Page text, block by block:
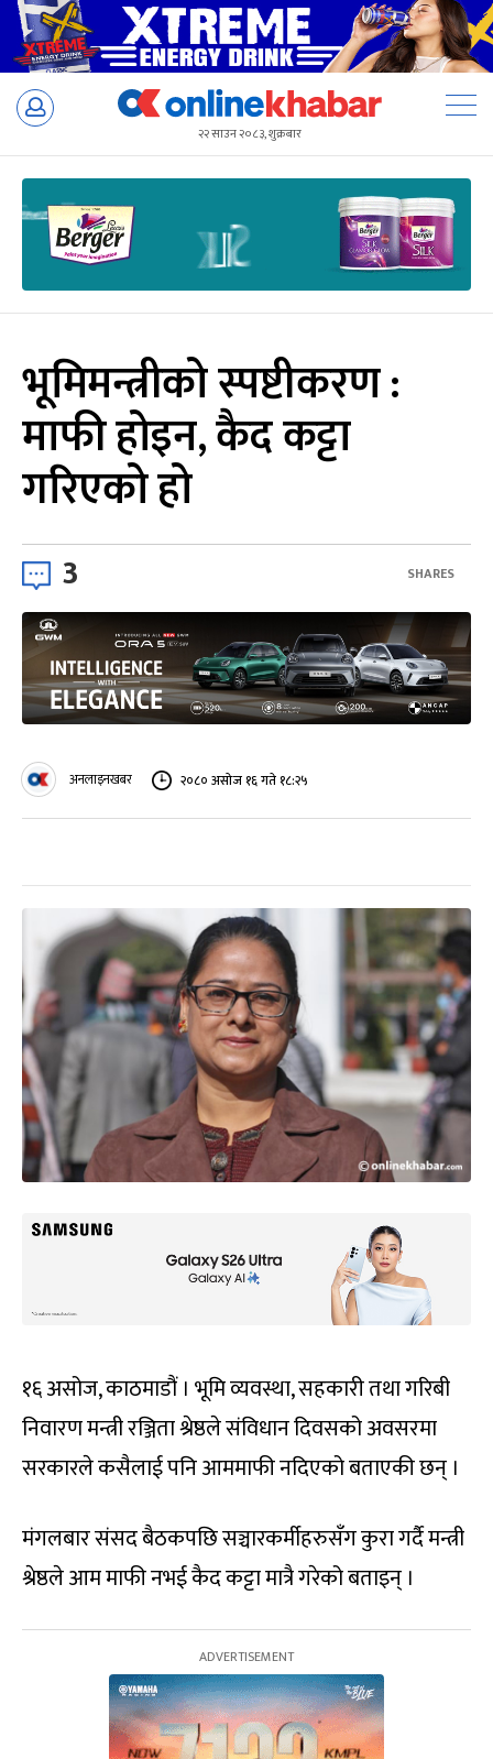
Skip
२२ साउन २०८३, शुक्रबार
भूमिमन्त्रीको स्पष्टीकरण :
माफी होइन, कैद कट्टा
गरिएको हो
3 SHARES
अनलाइनखबर २०८० असोज १६ गते १८:२५
१६ असोज, काठमाडौं । भूमि व्यवस्था, सहकारी तथा गरिबी
निवारण मन्त्री रञ्जिता श्रेष्ठले संविधान दिवसको अवसरमा
सरकारले कसैलाई पनि आममाफी नदिएको बताएकी छन् ।
मंगलबार संसद बैठकपछि सञ्चारकर्मीहरुसँग कुरा गर्दै मन्त्री
श्रेष्ठले आम माफी नभई कैद कट्टा मात्रै गरेको बताइन् ।